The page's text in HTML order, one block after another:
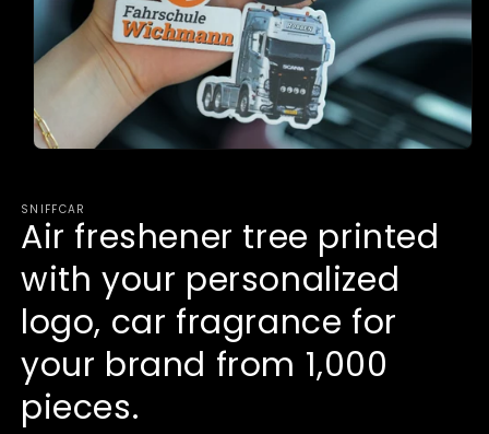
in
modal
SNIFFCAR
Air freshener tree printed
with your personalized
logo, car fragrance for
your brand from 1,000
pieces.